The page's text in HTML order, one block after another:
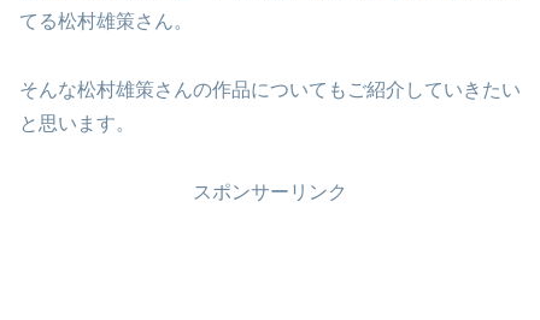
てる松村雄策さん。
そんな松村雄策さんの作品についてもご紹介していきたい
と思います。
スポンサーリンク